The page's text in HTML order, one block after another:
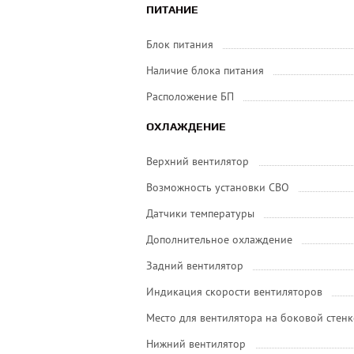
ПИТАНИЕ
Блок питания
Наличие блока питания
Расположение БП
ОХЛАЖДЕНИЕ
Верхний вентилятор
Возможность установки СВО
Датчики температуры
Дополнительное охлаждение
Задний вентилятор
Индикация скорости вентиляторов
Место для вентилятора на боковой
Нижний вентилятор